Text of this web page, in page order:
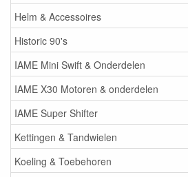
Helm & Accessoires
Historic 90's
IAME Mini Swift & Onderdelen
IAME X30 Motoren & onderdelen
IAME Super Shifter
Kettingen & Tandwielen
Koeling & Toebehoren